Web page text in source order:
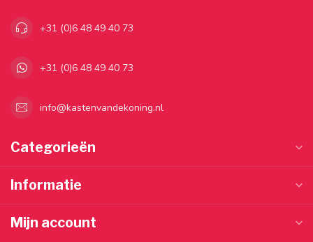
+31 (0)6 48 49 40 73
+31 (0)6 48 49 40 73
info@kastenvandekoning.nl
Categorieën
Informatie
Mijn account